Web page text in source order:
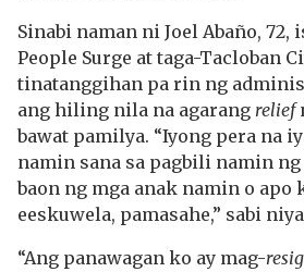
Sinabi naman ni Joel Abaño, 72,
People Surge at taga-Tacloban
tinatanggihan pa rin ng
ang hiling nila na agarang relief
bawat pamilya. “Iyong pera na
namin sana sa pagbili namin
baon ng mga anak namin o apo
eeskuwela, pamasahe,” sabi
“Ang panawagan ko ay mag-